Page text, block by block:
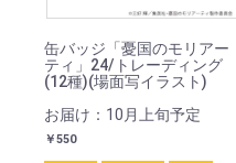
缶バッジ「憂国のモリアー
ティ」24/トレーディング
(12種)(場面写イラスト)
お届け：10月上旬予定
￥550